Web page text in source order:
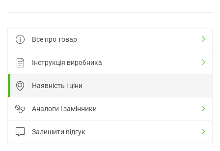
Все про товар
Інструкція виробника
Наявність і ціни
Аналоги і замінники
Залишити відгук